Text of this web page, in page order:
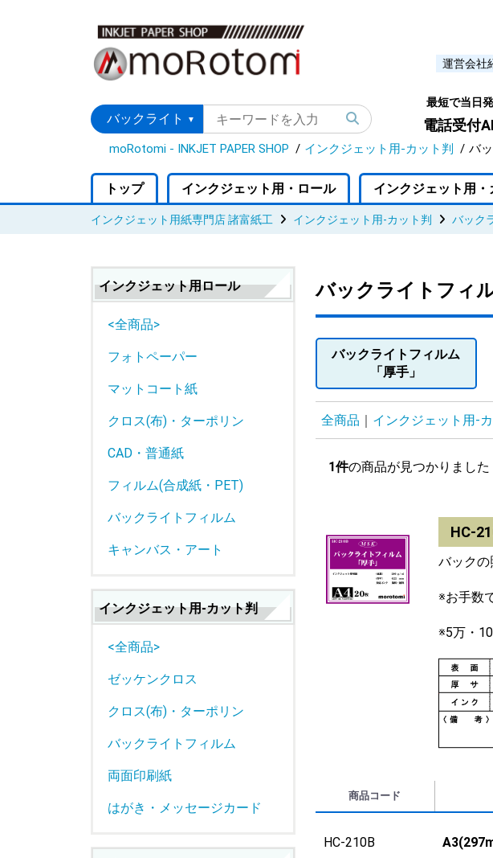
運営会社
最短で当日
電話受付
moRotomi - INKJET PAPER SHOP インクジェット用-カット判 バ
トップ インクジェット用・ロール インクジェット用・
インクジェット用紙専門店 諸富紙工 インクジェット用-カット判 バック
インクジェット用ロール
<全商品>
フォトペーパー
マットコート紙
クロス(布)・ターポリン
CAD・普通紙
フィルム(合成紙・PET)
バックライトフィルム
キャンバス・アート
インクジェット用-カット判
<全商品>
ゼッケンクロス
クロス(布)・ターポリン
バックライトフィルム
両面印刷紙
はがき・メッセージカード
バックライトフィ
バックライトフィルム
「厚手」
全商品 インクジェット用-
1件の商品が見つかりました
HC-
バックの
※お手数
※5万・
商品コード
HC-210B